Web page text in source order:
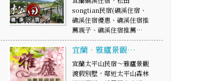
songtian民宿(礁溪住宿、
礁溪住宿優惠、礁溪住宿推
薦親子、礁溪住宿推薦…
宜蘭．雅廬景觀…
宜蘭太平山民宿～雅廬景觀
渡假別墅，鄰近太平山森林